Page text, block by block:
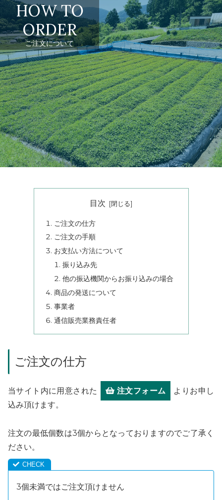
HOW TO
ORDER
ご注文について
目次
ご注文の仕方
ご注文の手順
お支払い方法について
振り込み先
他の振込機関からお振り込みの場合
商品の発送について
事業者
通信販売業務責任者
ご注文の仕方
当サイト内に用意された 注文フォーム
よりお申し
込み頂けます。
注文の最低個数は3個からとなっておりますのでご了承く
ださい。
3個未満ではご注文頂けません